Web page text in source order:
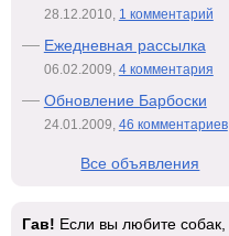
28.12.2010, 1 комментарий
Ежедневная рассылка
06.02.2009, 4 комментария
Обновление Барбоски
24.01.2009, 46 комментариев
Все объявления
Гав! Если вы любите собак,